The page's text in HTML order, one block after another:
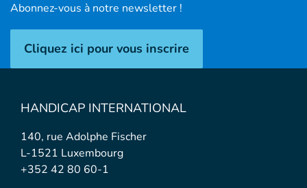
Abonnez-vous à notre newsletter !
Cliquez ici pour vous inscrire
HANDICAP INTERNATIONAL
140, rue Adolphe Fischer
L-1521 Luxembourg
+352 42 80 60-1